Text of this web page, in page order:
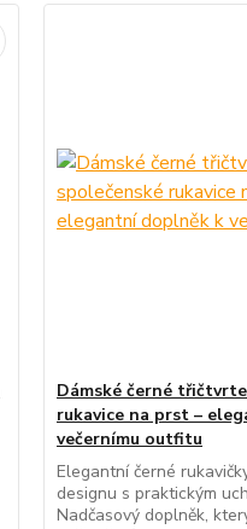
Dámské černé
rukavice na prst –
večernímu outfitu
Elegantní černé
designu s praktickým
Nadčasový doplněk,